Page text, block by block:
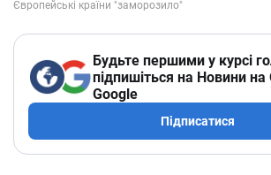
Будьте першими у курсі
підпишіться на Новини на
Google
Підписатися